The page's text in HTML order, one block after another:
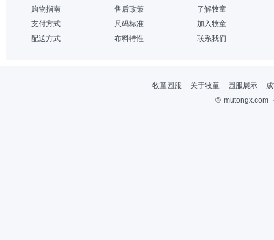
购物指南
支付方式
配送方式
售后政策
尺码标准
布料特性
了解牧童
加入牧童
联系我们
牧童园服 关于牧童 园服展示
© mutongx.com